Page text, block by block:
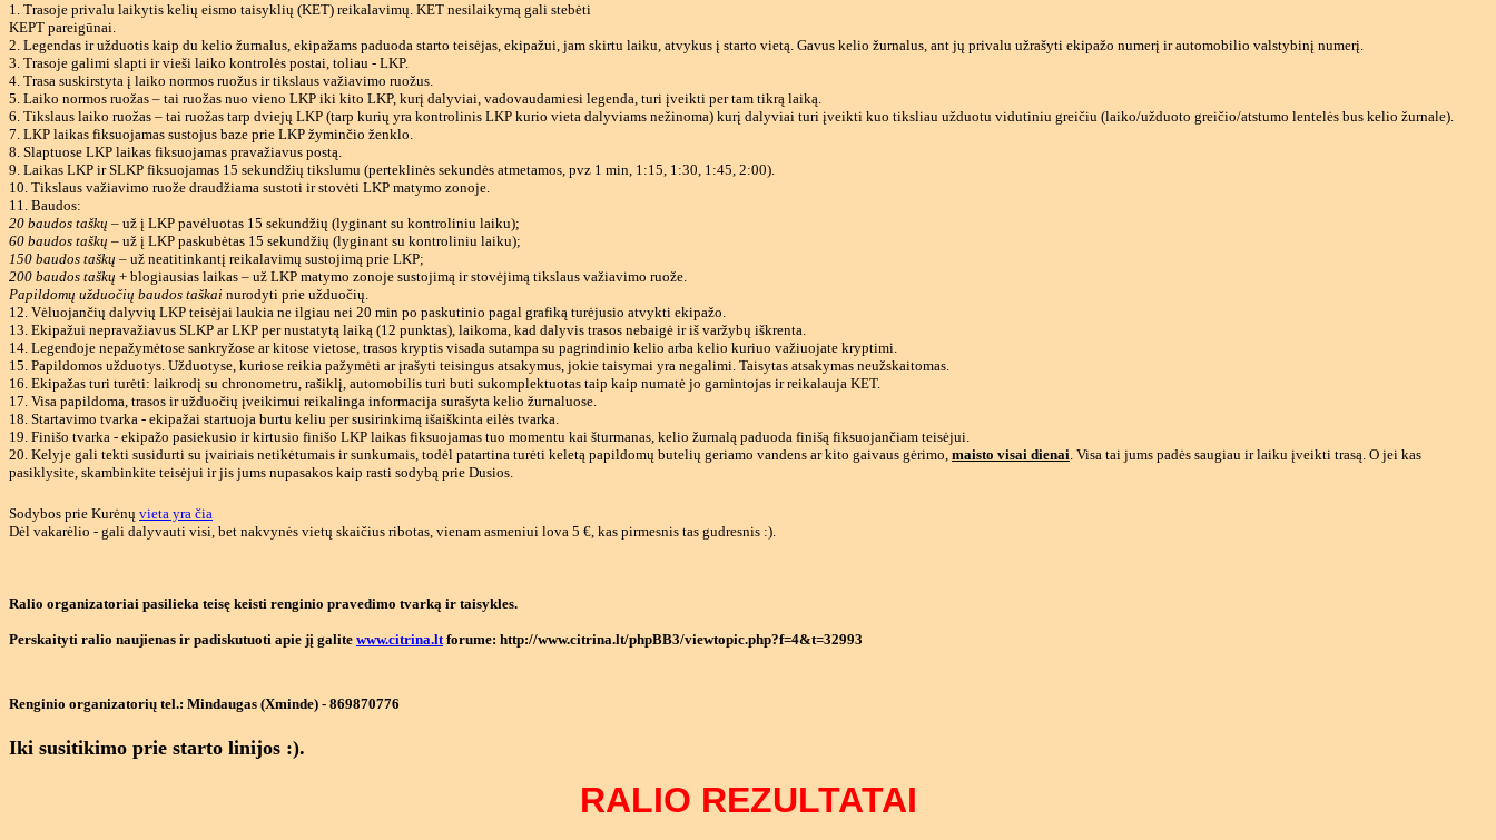
1. Trasoje privalu laikytis kelių eismo taisyklių (KET) reikalavimų. KET nesilaikymą gali stebėti
KEPT pareigūnai.
2. Legendas ir užduotis kaip du kelio žurnalus, ekipažams paduoda starto teisėjas, ekipažui, jam skirtu laiku, atvykus į starto vietą. Gavus kelio žurnalus, ant jų privalu užrašyti ekipažo numerį ir automobilio valstybinį numerį.
3. Trasoje galimi slapti ir vieši laiko kontrolės postai, toliau - LKP.
4. Trasa suskirstyta į laiko normos ruožus ir tikslaus važiavimo ruožus.
5. Laiko normos ruožas – tai ruožas nuo vieno LKP iki kito LKP, kurį dalyviai, vadovaudamiesi legenda, turi įveikti per tam tikrą laiką.
6. Tikslaus laiko ruožas – tai ruožas tarp dviejų LKP (tarp kurių yra kontrolinis LKP kurio vieta dalyviams nežinoma) kurį dalyviai turi įveikti kuo tiksliau užduotu vidutiniu greičiu (laiko/užduoto greičio/atstumo lentelės bus kelio žurnale).
7. LKP laikas fiksuojamas sustojus baze prie LKP žyminčio ženklo.
8. Slaptuose LKP laikas fiksuojamas pravažiavus postą.
9. Laikas LKP ir SLKP fiksuojamas 15 sekundžių tikslumu (perteklinės sekundės atmetamos, pvz 1 min, 1:15, 1:30, 1:45, 2:00).
10. Tikslaus važiavimo ruože draudžiama sustoti ir stovėti LKP matymo zonoje.
11. Baudos:
20 baudos taškų – už į LKP pavėluotas 15 sekundžių (lyginant su kontroliniu laiku);
60 baudos taškų – už į LKP paskubėtas 15 sekundžių (lyginant su kontroliniu laiku);
150 baudos taškų – už neatitinkantį reikalavimų sustojimą prie LKP;
200 baudos taškų + blogiausias laikas – už LKP matymo zonoje sustojimą ir stovėjimą tikslaus važiavimo ruože.
Papildomų užduočių baudos taškai nurodyti prie užduočių.
12. Vėluojančių dalyvių LKP teisėjai laukia ne ilgiau nei 20 min po paskutinio pagal grafiką turėjusio atvykti ekipažo.
13. Ekipažui nepravažiavus SLKP ar LKP per nustatytą laiką (12 punktas), laikoma, kad dalyvis trasos nebaigė ir iš varžybų iškrenta.
14. Legendoje nepažymėtose sankryžose ar kitose vietose, trasos kryptis visada sutampa su pagrindinio kelio arba kelio kuriuo važiuojate kryptimi.
15. Papildomos užduotys. Užduotyse, kuriose reikia pažymėti ar įrašyti teisingus atsakymus, jokie taisymai yra negalimi. Taisytas atsakymas neužskaitomas.
16. Ekipažas turi turėti: laikrodį su chronometru, rašiklį, automobilis turi buti sukomplektuotas taip kaip numatė jo gamintojas ir reikalauja KET.
17. Visa papildoma, trasos ir užduočių įveikimui reikalinga informacija surašyta kelio žurnaluose.
18. Startavimo tvarka - ekipažai startuoja burtu keliu per susirinkimą išaiškinta eilės tvarka.
19. Finišo tvarka - ekipažo pasiekusio ir kirtusio finišo LKP laikas fiksuojamas tuo momentu kai šturmanas, kelio žurnalą paduoda finišą fiksuojančiam teisėjui.
20. Kelyje gali tekti susidurti su įvairiais netikėtumais ir sunkumais, todėl patartina turėti keletą papildomų butelių geriamo vandens ar kito gaivaus gėrimo, maisto visai dienai. Visa tai jums padės saugiau ir laiku įveikti trasą. O jei kas
pasiklysite, skambinkite teisėjui ir jis jums nupasakos kaip rasti sodybą prie Dusios.
Sodybos prie Kurėnų vieta yra čia
Dėl vakarėlio - gali dalyvauti visi, bet nakvynės vietų skaičius ribotas, vienam asmeniui lova 5 €, kas pirmesnis tas gudresnis :).
Ralio organizatoriai pasilieka teisę keisti renginio pravedimo tvarką ir taisykles.
Perskaityti ralio naujienas ir padiskutuoti apie jį galite www.citrina.ltforume: http://www.citrina.lt/phpBB3/viewtopic.php?f=4&t=32993
Renginio organizatorių tel.: Mindaugas (Xminde) - 869870776
Iki susitikimo prie starto linijos :).
RALIO REZULTATAI